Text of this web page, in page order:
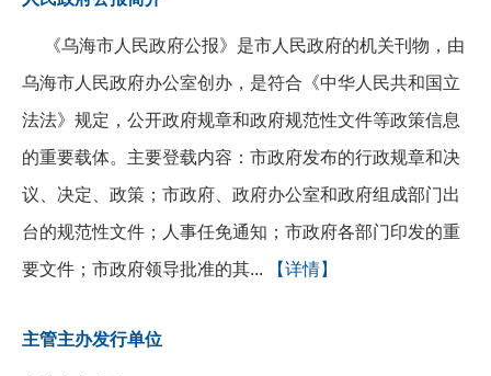
《乌海市人民政府公报》是市人民政府的机关刊物，由
乌海市人民政府办公室创办，是符合《中华人民共和国立
法法》规定，公开政府规章和政府规范性文件等政策信息
的重要载体。主要登载内容：市政府发布的行政规章和决
议、决定、政策；市政府、政府办公室和政府组成部门出
台的规范性文件；人事任免通知；市政府各部门印发的重
要文件；市政府领导批准的其...
【详情】
主管主办发行单位